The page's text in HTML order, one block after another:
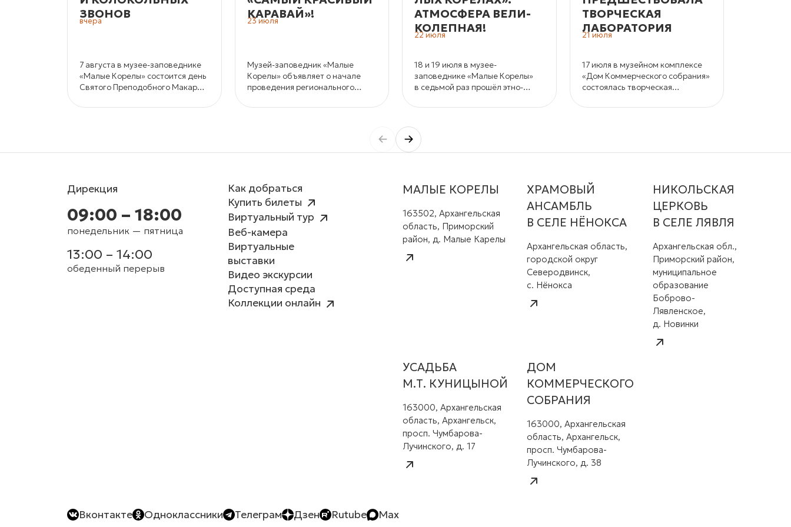
ЗВОНОВ
вчера
7 августа в музее-заповеднике
«Малые Корелы» состоится день
Святого Преподобного Макария
КАРАВАЙ»!
23 июля
Музей-заповедник «Малые
Корелы» объявляет о начале
проведения регионального
и кондитерских изделий «Самый
АТМОС­ФЕ­РА ВЕ­ЛИ­
КО­ЛЕП­НАЯ!
22 июля
18 и 19 июля в музее-
заповеднике «Малые Корелы»
в седьмой раз прошёл этно-
«СеноФЕСТ».
ТВОРЧЕСКАЯ
ЛАБОРАТОРИЯ
21 июля
17 июля в музейном комплексе
«Дом Коммерческого собрания»
состоялась творческая
«горка» как основа фольклорной
Дирекция
09:00 – 18:00
понедельник — пятница
13:00 – 14:00
обеденный перерыв
Как добраться
Купить билеты
Виртуальный тур
Веб-камера
Виртуальные
выставки
Видео экскурсии
Доступная среда
Коллекции онлайн
МАЛЫЕ КОРЕЛЫ
163502, Архангельская
область, Приморский
район, д. Малые Карелы
ХРАМОВЫЙ
АНСАМБЛЬ
В СЕЛЕ НЁНОКСА
Архангельская область,
городской округ
Северодвинск,
с. Нёнокса
НИКОЛЬСКАЯ
ЦЕРКОВЬ
В СЕЛЕ ЛЯВЛЯ
Архангельская обл.,
Приморский район,
муниципальное
образование
Боброво-
Лявленское,
д. Новинки
УСАДЬБА
М.Т. КУНИЦЫНОЙ
163000, Архангельская
область, Архангельск,
просп. Чумбарова-
Лучинского, д. 17
ДОМ
КОММЕРЧЕСКОГО
СОБРАНИЯ
163000, Архангельская
область, Архангельск,
просп. Чумбарова-
Лучинского, д. 38
Вконтакте Одноклассники Телеграм Дзен Rutube Max